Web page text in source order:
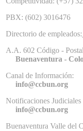
PBX: (602) 3016476
Directorio de empleados:
A.A. 602 Código - Postal
Buenaventura -
Canal de Información:
info@ccbun.org
Notificaciones Judiciales
info@ccbun.org
Buenaventura Valle del